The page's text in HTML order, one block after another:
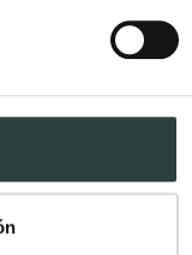
textura para la
Ya sea como
o bien